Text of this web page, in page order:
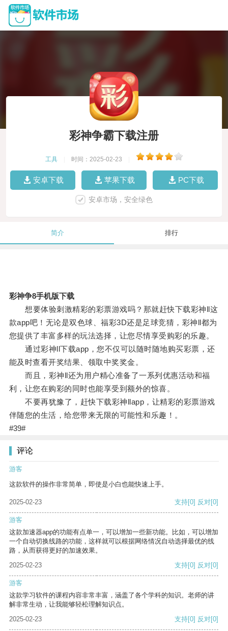
彩神争霸下载注册
工具 时间：2025-02-23
安卓下载 苹果下载 PC下载
安卓市场，安全绿色
简介 排行
彩神争8手机版下载
想要体验刺激精彩的彩票游戏吗？那就赶快下载彩神ll这
款app吧！无论是双色球、福彩3D还是足球竞猜，彩神ll都为
您提供了丰富多样的玩法选择，让您尽情享受购彩的乐趣。
通过彩神ll下载app，您不仅可以随时随地购买彩票，还
能及时查看开奖结果、领取中奖奖金。
而且，彩神ll还为用户精心准备了一系列优惠活动和福
利，让您在购彩的同时也能享受到额外的惊喜。
不要再犹豫了，赶快下载彩神llapp，让精彩的彩票游戏
伴随您的生活，给您带来无限的可能性和乐趣！。
#39#
评论
游客
这款软件的操作非常简单，即使是小白也能快速上手。
2025-02-23 支持[0] 反对[0]
游客
这款加速器app的功能有点单一，可以增加一些新功能。比如，可以增加
一个自动切换线路的功能，这样就可以根据网络情况自动选择最优的线
路，从而获得更好的加速效果。
2025-02-23
支持[0] 反对[0]
游客
这款学习软件的课程内容非常丰富，涵盖了各个学科的知识。老师的讲
解非常生动，让我能够轻松理解知识点。
2025-02-23
支持[0] 反对[0]